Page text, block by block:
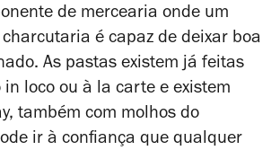
de mercearia onde um
é capaz de deixar boa
As pastas existem já feitas
loco ou à la carte e existem
também com molhos do
ir à confiança que qualquer